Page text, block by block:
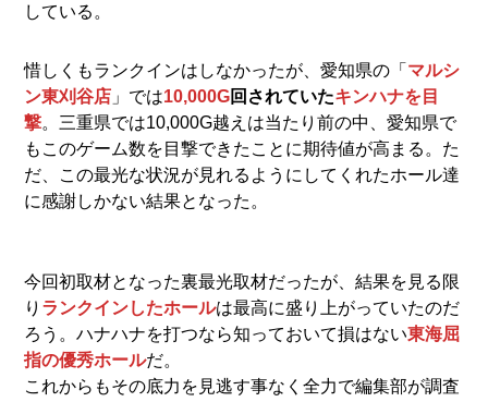
している。
惜しくもランクインはしなかったが、愛知県の「 マルシ
ン東刈谷店 」では10,000G回されていたキンハナを目
撃。三重県では10,000G越えは当たり前の中、愛知県で
もこのゲーム数を目撃できたことに期待値が高まる。た
だ、この最光な状況が見れるようにしてくれたホール達
に感謝しかない結果となった。
今回初取材となった裏最光取材だったが、結果を見る限
り ランクインしたホールは最高に盛り上がっていたのだ
ろう。ハナハナを打つなら知っておいて損はない東海屈
指の優秀ホールだ。
これからもその底力を見逃す事なく全力で編集部が調査